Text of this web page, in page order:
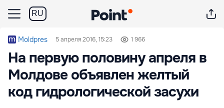
RU
Moldpres 5 апреля 2016, 15:23 1 966
На первую половину апреля в
Молдове объявлен желтый
код гидрологической засухи